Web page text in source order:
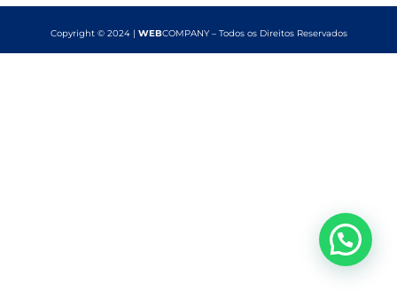
Copyright © 2024 | WEBCOMPANY – Todos os Direitos Reservados